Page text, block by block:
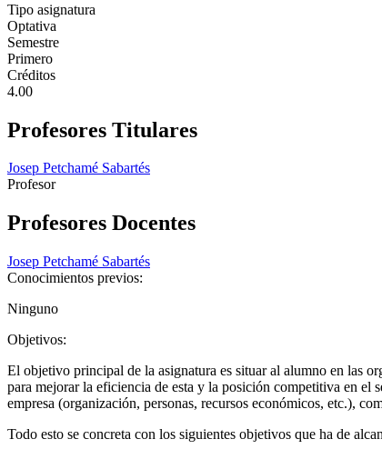
Tipo asignatura
Optativa
Semestre
Primero
Créditos
4.00
Profesores Titulares
Josep Petchamé Sabartés
Profesor
Profesores Docentes
Josep Petchamé Sabartés
Conocimientos previos:
Ninguno
Objetivos:
El objetivo principal de la asignatura es situar al alumno en las
para mejorar la eficiencia de esta y la posición competitiva en el
empresa (organización, personas, recursos económicos, etc.),
Todo esto se concreta con los siguientes objetivos que ha de